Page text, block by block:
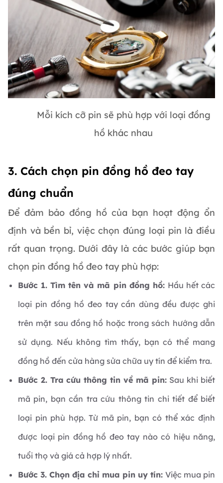
Mỗi kích cỡ pin sẽ phù hợp với loại đồng
hồ khác nhau
3. Cách chọn pin đồng hồ đeo tay
đúng chuẩn
Để đảm bảo đồng hồ của bạn hoạt động ổn
định và bền bỉ, việc chọn đúng loại pin là điều
rất quan trọng. Dưới đây là các bước giúp bạn
chọn pin đồng hồ đeo tay phù hợp:
Bước 1. Tìm tên và mã pin đồng hồ: Hầu hết các
loại pin đồng hồ đeo tay cần dùng đều được ghi
trên mặt sau đồng hồ hoặc trong sách hướng dẫn
sử dụng. Nếu không tìm thấy, bạn có thể mang
đồng hồ đến cửa hàng sửa chữa uy tín để kiểm tra.
Bước 2. Tra cứu thông tin về mã pin: Sau khi biết
mã pin, bạn cần tra cứu thông tin chi tiết để biết
loại pin phù hợp. Từ mã pin, bạn có thể xác định
được loại pin đồng hồ đeo tay nào có hiệu năng,
tuổi thọ và giá cả hợp lý nhất.
Bước 3. Chọn địa chỉ mua pin uy tín: Việc mua pin